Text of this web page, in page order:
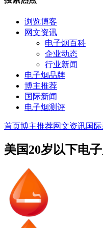
浏览博客
网文资讯
电子烟百科
企业动态
行业新闻
电子烟品牌
博主推荐
国际新闻
电子烟测评
首页博主推荐网文资讯国
美国20岁以下电